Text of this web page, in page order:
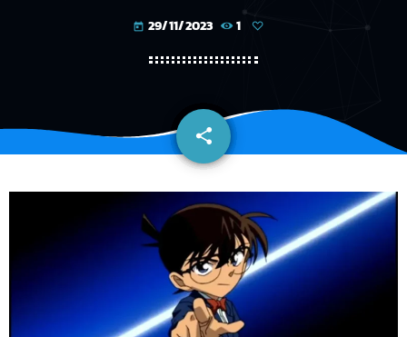
today 29/11/2023 1
share
email